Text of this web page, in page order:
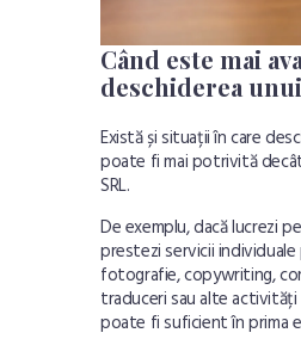
Când este mai
deschiderea
Există și situații în care
poate fi mai potrivită
SRL.
De exemplu, dacă lucrezi
prestezi servicii
fotografie, copywriting,
traduceri sau alte activități
poate fi suficient în prima